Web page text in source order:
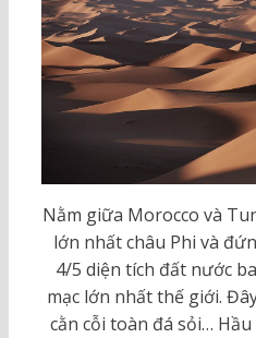
Nằm giữa Morocco và
lớn nhất châu Phi và
4/5 diện tích đất nước
mạc lớn nhất thế giới.
cằn cỗi toàn đá sỏi…